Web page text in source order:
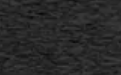
Vertical seal
Vlakslijpen
Vorstschade
AWS ASFALTWERKEN